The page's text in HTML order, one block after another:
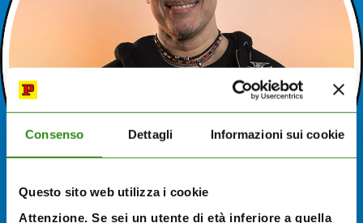
Consenso Dettagli Informazioni sui cookie
Questo sito web utilizza i cookie
Attenzione. Se sei un utente di età inferiore a quella